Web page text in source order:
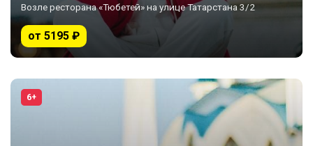
Возле ресторана «Тюбетей» на улице Татарстана 3/2
от 5195 ₽
6+